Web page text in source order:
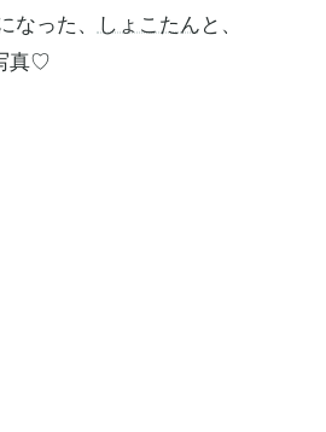
なった、
しょこたん と、
真♡